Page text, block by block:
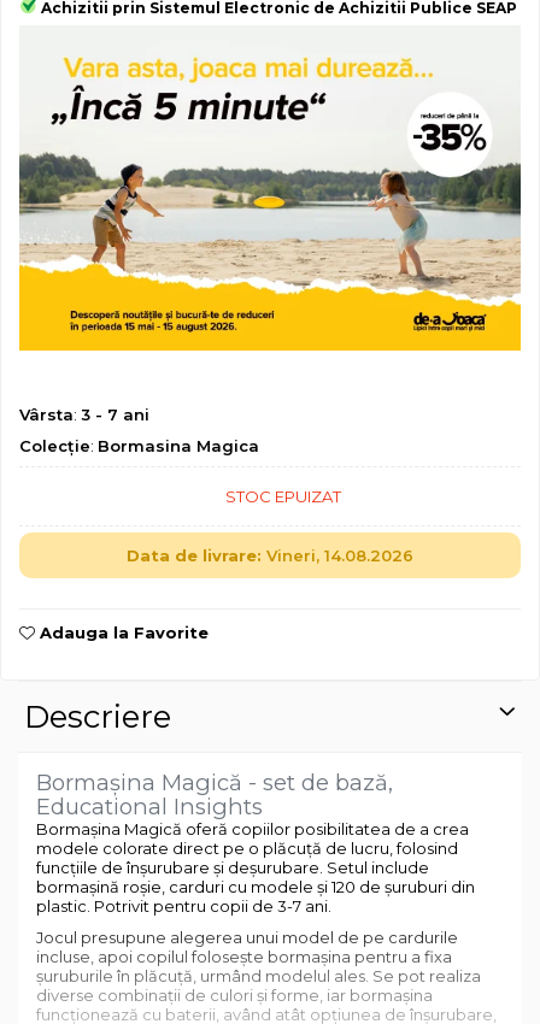
Jocuri si jucarii educative
Jocuri STEAM
Jucarii muzicale
Jucării ȋndemânare
Masinute si trenulete
Roboti de jucarie
Achizitii prin Sistemul Electronic de Achizitii Publice SEAP
Vârsta: 3 - 7 ani
Colecţie: Bormasina Magica
STOC EPUIZAT
Data de livrare: Vineri, 14.08.2026
Adauga la Favorite
Descriere
Bormașina Magică - set de bază,
Educational Insights
Bormașina Magică oferă copiilor posibilitatea de a crea
modele colorate direct pe o plăcuță de lucru, folosind
funcțiile de înșurubare și deșurubare. Setul include
bormașină roșie, carduri cu modele și 120 de șuruburi din
plastic. Potrivit pentru copii de 3-7 ani.
Jocul presupune alegerea unui model de pe cardurile
incluse, apoi copilul folosește bormașina pentru a fixa
șuruburile în plăcuță, urmând modelul ales. Se pot realiza
diverse combinații de culori și forme, iar bormașina
funcționează cu baterii, având atât opțiunea de înșurubare,